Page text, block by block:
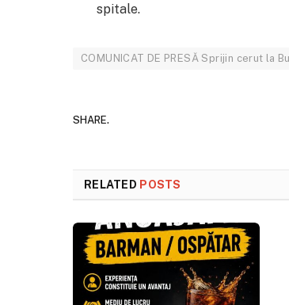
spitale.
COMUNICAT DE PRESĂ Sprijin cerut
SHARE.
RELATED POSTS